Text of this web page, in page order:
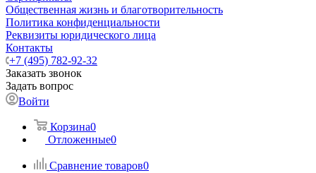
Общественная жизнь и благотворительность
Политика конфиденциальности
Реквизиты юридического лица
Контакты
+7 (495) 782-92-32
Заказать звонок
Задать вопрос
Войти
Корзина0
Отложенные0
Сравнение товаров0